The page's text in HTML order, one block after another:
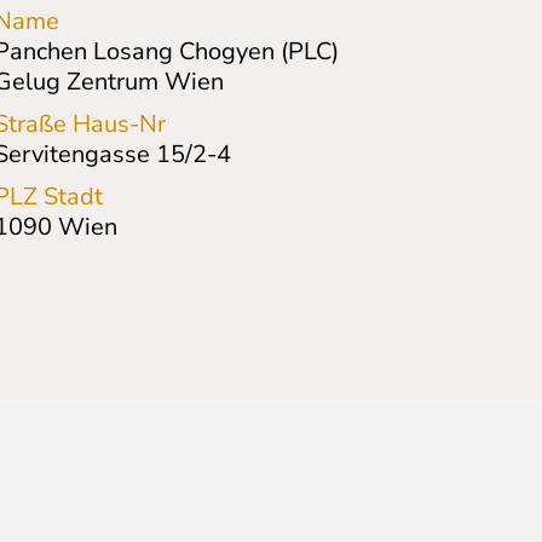
Losang Chogyen (PLC)
Zentrum Wien
Haus-Nr
15/2-4
Stadt
Wien